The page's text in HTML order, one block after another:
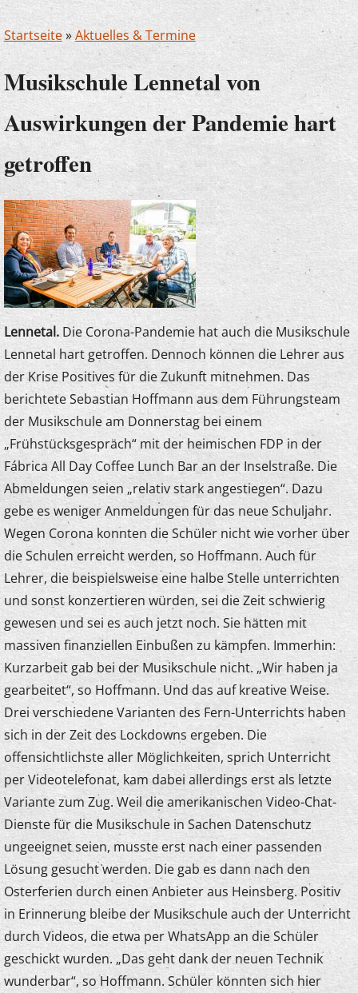
Startseite»Aktuelles & Termine
Musikschule Lennetal von
Auswirkungen der Pandemie hart
getroffen
Lennetal.Die Corona-Pandemie hat auch die Musikschule
Lennetal hart getroffen. Dennoch können die Lehrer aus
der Krise Positives für die Zukunft mitnehmen. Das
berichtete Sebastian Hoffmann aus dem Führungsteam
der Musikschule am Donnerstag bei einem
„Frühstücksgespräch“ mit der heimischen FDP in der
Fábrica All Day Coffee Lunch Bar an der Inselstraße. Die
Abmeldungen seien „relativ stark angestiegen“. Dazu
gebe es weniger Anmeldungen für das neue Schuljahr.
Wegen Corona konnten die Schüler nicht wie vorher über
die Schulen erreicht werden, so Hoffmann. Auch für
Lehrer, die beispielsweise eine halbe Stelle unterrichten
und sonst konzertieren würden, sei die Zeit schwierig
gewesen und sei es auch jetzt noch. Sie hätten mit
massiven finanziellen Einbußen zu kämpfen. Immerhin:
Kurzarbeit gab bei der Musikschule nicht. „Wir haben ja
gearbeitet“, so Hoffmann. Und das auf kreative Weise.
Drei verschiedene Varianten des Fern-Unterrichts haben
sich in der Zeit des Lockdowns ergeben. Die
offensichtlichste aller Möglichkeiten, sprich Unterricht
per Videotelefonat, kam dabei allerdings erst als letzte
Variante zum Zug. Weil die amerikanischen Video-Chat-
Dienste für die Musikschule in Sachen Datenschutz
ungeeignet seien, musste erst nach einer passenden
Lösung gesucht werden. Die gab es dann nach den
Osterferien durch einen Anbieter aus Heinsberg. Positiv
in Erinnerung bleibe der Musikschule auch der Unterricht
durch Videos, die etwa per WhatsApp an die Schüler
geschickt wurden. „Das geht dank der neuen Technik
wunderbar“, so Hoffmann. Schüler könnten sich hier